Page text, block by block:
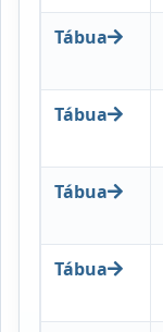
Tábua
Tábua
Tábua
Tábua